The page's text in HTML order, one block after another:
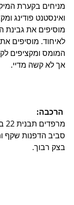
מניחים בקערת
ואינסטנט פודינג
מוסיפים את
לאיחוד. מוסיפים
המומס ומקציפים
אך לא קשה מדיי.
סביב הדפנות שקף
בצק רבוך.